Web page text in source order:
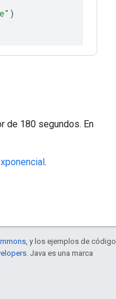
)
de 180 segundos. En
.
, y los ejemplos de código
. Java es una marca